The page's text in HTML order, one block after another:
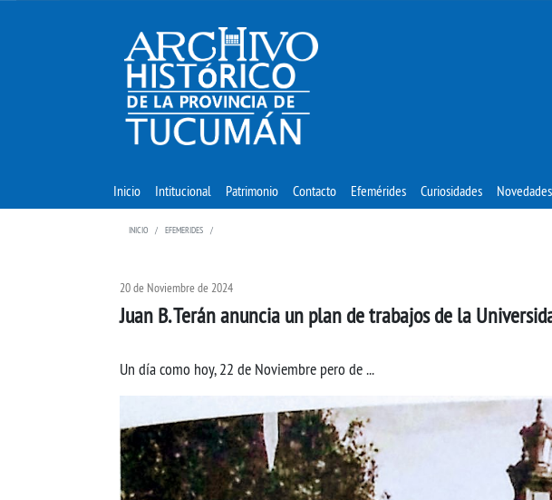
Inicio Intitucional Patrimonio Contacto Efemérides Curiosidades Novedades
INICIO EFEMERIDES
20 de Noviembre de 2024
Juan B. Terán anuncia un plan de trabajos de la
Un día como hoy, 22 de Noviembre pero de ...